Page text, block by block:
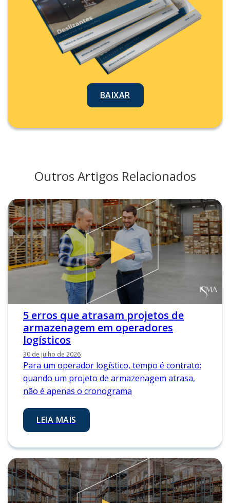
BAIXAR
Outros Artigos Relacionados
5 erros que atrasam projetos de
armazenagem em operadores
logísticos
30 de julho de 2026
Para um operador logístico, tempo é contrato:
quando um projeto de armazenagem atrasa,
não é apenas o cronograma
LEIA MAIS